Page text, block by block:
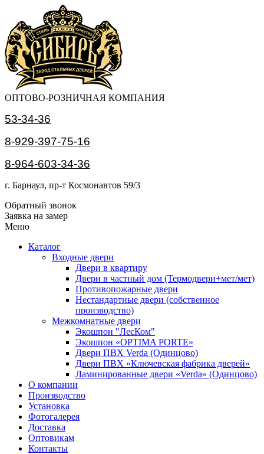
ОПТОВО-РОЗНИЧНАЯ КОМПАНИЯ
53-34-36
8-929-397-75-16
8-964-603-34-36
г. Барнаул, пр-т Космонавтов 59/3
Обратный звонок
Заявка на замер
Меню
Каталог
Входные двери
Двери в квартиру
Двери в частный дом (Термодвери+мет/мет)
Противопожарные двери
Нестандартные двери (собственное
производство)
Межкомнатные двери
Экошпон "ЛесКом"
Экошпон «OPTIMA PORTE»
Двери ПВХ Verda (Одинцово)
Двери ПВХ «Ключевская фабрика дверей»
Ламинированные двери «Verda» (Одинцово)
О компании
Производство
Установка
Фотогалерея
Доставка
Оптовикам
Контакты